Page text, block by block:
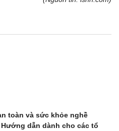
toàn và sức khỏe nghề
dẫn dành cho các tổ